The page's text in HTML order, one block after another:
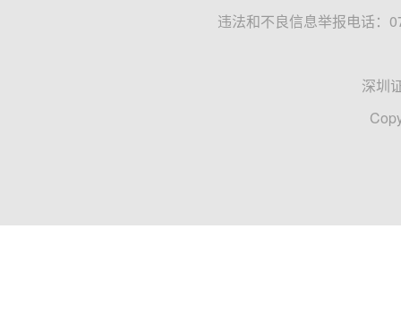
违法和不良信息举报电话：
深圳